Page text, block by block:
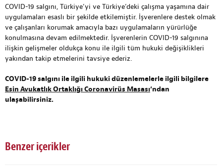
COVID-19 salgını, Türkiye’yi ve Türkiye’deki çalışma yaşamına dair
uygulamaları esaslı bir şekilde etkilemiştir. İşverenlere destek olmak
ve çalışanları korumak amacıyla bazı uygulamaların yürürlüğe
konulmasına devam edilmektedir. İşverenlerin COVID-19 salgınına
ilişkin gelişmeler oldukça konu ile ilgili tüm hukuki değişiklikleri
yakından takip etmelerini tavsiye ederiz.
COVID-19 salgını ile ilgili hukuki düzenlemelerle ilgili bilgilere
Esin Avukatlık Ortaklığı Coronavirüs Masası‘ndan
ulaşabilirsiniz.
Benzer içerikler